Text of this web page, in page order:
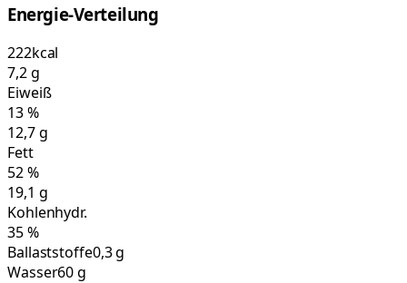
Energie-Verteilung
222kcal
7,2g
Eiweiß
13%
12,7g
Fett
52%
19,1 g
Kohlenhydr.
35%
Ballaststoffe0,3 g
Wasser60 g